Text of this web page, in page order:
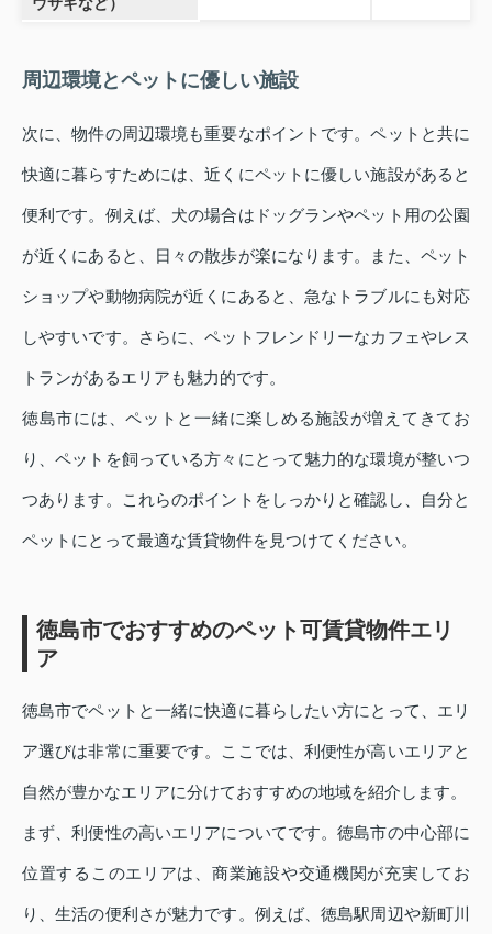
周辺環境とペットに優しい施設
次に、物件の周辺環境も重要なポイントです。ペットと共に
快適に暮らすためには、近くにペットに優しい施設があると
便利です。例えば、犬の場合はドッグランやペット用の公園
が近くにあると、日々の散歩が楽になります。また、ペット
ショップや動物病院が近くにあると、急なトラブルにも対応
しやすいです。さらに、ペットフレンドリーなカフェやレス
トランがあるエリアも魅力的です。
徳島市には、ペットと一緒に楽しめる施設が増えてきてお
り、ペットを飼っている方々にとって魅力的な環境が整いつ
つあります。これらのポイントをしっかりと確認し、自分と
ペットにとって最適な賃貸物件を見つけてください。
徳島市でおすすめのペット可賃貸物件エリ
ア
徳島市でペットと一緒に快適に暮らしたい方にとって、エリ
ア選びは非常に重要です。ここでは、利便性が高いエリアと
自然が豊かなエリアに分けておすすめの地域を紹介します。
まず、利便性の高いエリアについてです。徳島市の中心部に
位置するこのエリアは、商業施設や交通機関が充実してお
り、生活の便利さが魅力です。例えば、徳島駅周辺や新町川